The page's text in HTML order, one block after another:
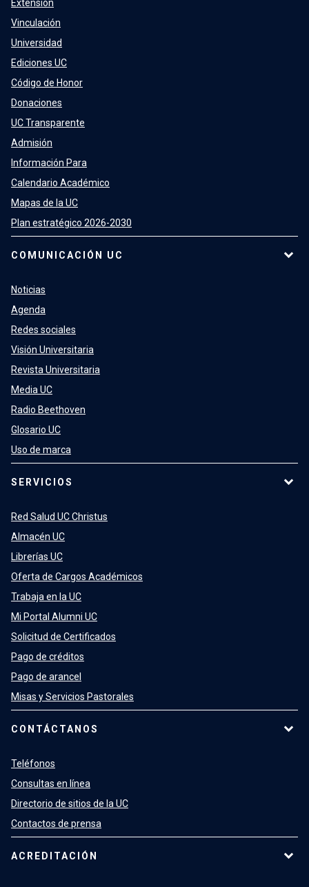
Extensión
Vinculación
Universidad
Ediciones UC
Código de Honor
Donaciones
UC Transparente
Admisión
Información Para
Calendario Académico
Mapas de la UC
Plan estratégico 2026-2030
COMUNICACIÓN UC
Noticias
Agenda
Redes sociales
Visión Universitaria
Revista Universitaria
Media UC
Radio Beethoven
Glosario UC
Uso de marca
SERVICIOS
Red Salud UC Christus
Almacén UC
Librerías UC
Oferta de Cargos Académicos
Trabaja en la UC
Mi Portal Alumni UC
Solicitud de Certificados
Pago de créditos
Pago de arancel
Misas y Servicios Pastorales
CONTÁCTANOS
Teléfonos
Consultas en línea
Directorio de sitios de la UC
Contactos de prensa
ACREDITACIÓN